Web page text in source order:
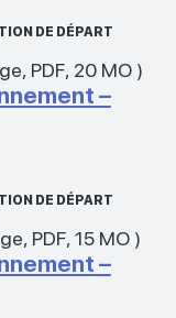
DE DÉPART
, PDF, 20 MO)
–
DE DÉPART
, PDF, 15 MO)
–